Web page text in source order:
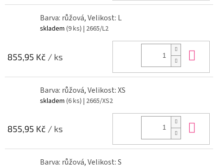
Barva: růžová, Velikost: L
skladem (9 ks) | 2665/L2
855,95 Kč / ks
Barva: růžová, Velikost: XS
skladem (6 ks) | 2665/XS2
855,95 Kč / ks
Barva: růžová, Velikost: S